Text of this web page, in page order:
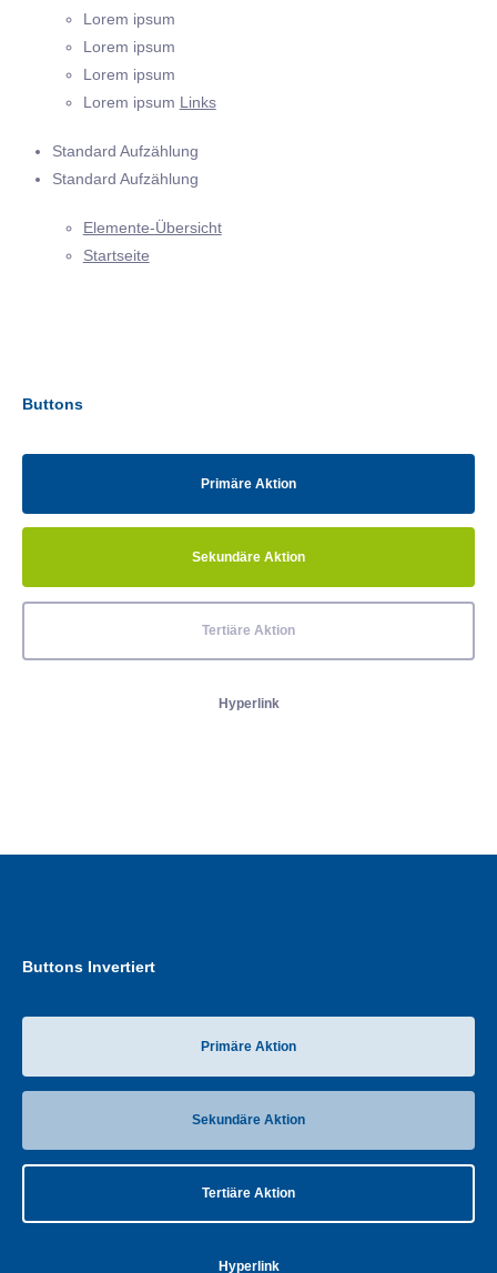
Lorem ipsum
Lorem ipsum
Lorem ipsum
Lorem ipsum Links
Standard Aufzählung
Standard Aufzählung
Elemente-Übersicht
Startseite
Buttons
Primäre Aktion
Sekundäre Aktion
Tertiäre Aktion
Hyperlink
Buttons Invertiert
Primäre Aktion
Sekundäre Aktion
Tertiäre Aktion
Hyperlink